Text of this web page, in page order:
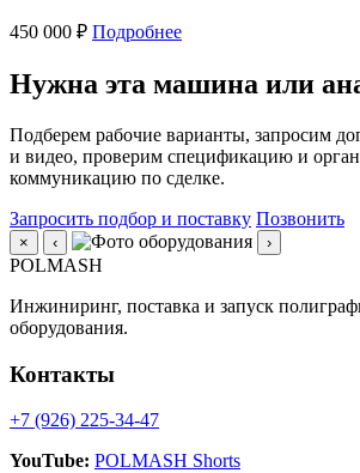
450 000 ₽ Подробнее
Нужна эта машина или
Подберем рабочие варианты, запросим
и видео, проверим спецификацию и
коммуникацию по сделке.
Запросить подбор и поставку Позвонить
× ‹ ›
POLMASH
Инжиниринг, поставка и запуск
оборудования.
Контакты
+7 (926) 225-34-47
YouTube: POLMASH Shorts